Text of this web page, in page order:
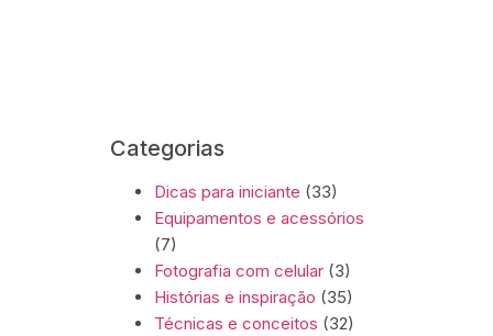
Categorias
Dicas para iniciante (33)
Equipamentos e acessórios
(7)
Fotografia com celular (3)
Histórias e inspiração (35)
Técnicas e conceitos (32)